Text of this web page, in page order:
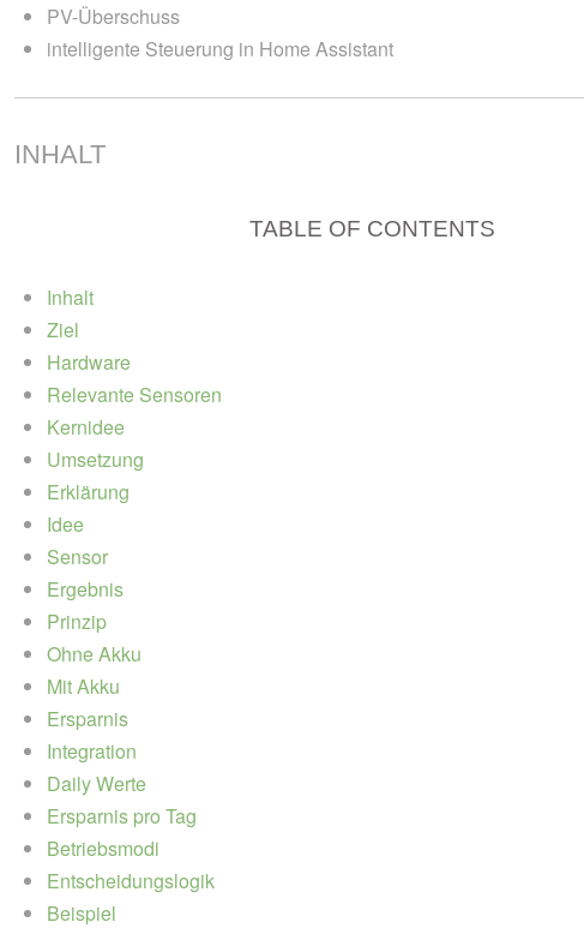
PV-Überschuss
intelligente Steuerung in Home Assistant
INHALT
TABLE OF CONTENTS
Inhalt
Ziel
Hardware
Relevante Sensoren
Kernidee
Umsetzung
Erklärung
Idee
Sensor
Ergebnis
Prinzip
Ohne Akku
Mit Akku
Ersparnis
Integration
Daily Werte
Ersparnis pro Tag
Betriebsmodi
Entscheidungslogik
Beispiel